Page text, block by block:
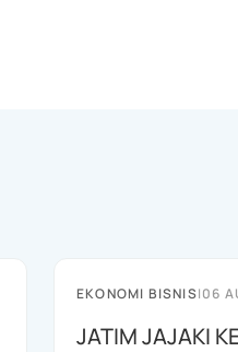
EKONOMI BISNIS|06
JATIM JAJAKI